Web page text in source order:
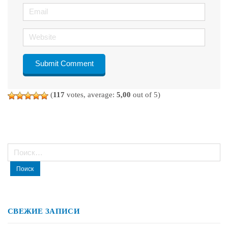
Email
Website
(117 votes, average: 5,00 out of 5)
Найти:
СВЕЖИЕ ЗАПИСИ